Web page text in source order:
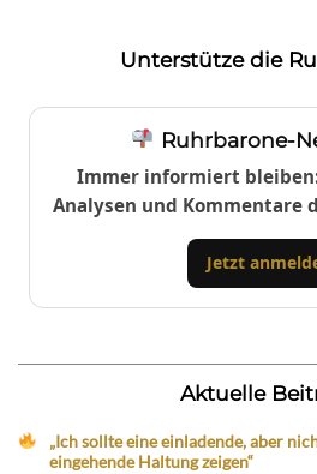
Unterstütze die
Ruhrbarone-
Immer informiert
Analysen und Kommentare
Jetzt
Aktuelle
„Ich sollte eine einladende, aber
eingehende Haltung zeigen“